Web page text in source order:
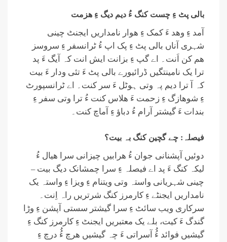
بالی پٹ ءِ چست کنگ ءُ دیم دیگ ءِ ھزمت
آمد ءِ وھد ءَ کمک ءِ ھوار نامداریں ایجنٹ چینی
شہری آناں بالی پٹ ءِ پک اپ ءُ ٹرانسفر ءِ سروسز
ھم کن اَنت۔ اے گپ ءِ بزانت ایش انت کہ آیگ ءَ پد
ترا یک نامینتگیں ڈرائیورے بالی پٹ ءَ تئی ودار ءَ بیت
کہ آ ترا دیم پہ وتی ہوٹل ءَ سر کنت۔ اے ٹرانسپورٹ
ءِ شوھازگ ءِ زحمت ءَ ھلاس کنت ءُ ترا وتی سفر ءِ
بندات ءَ گیشتر آرام ءُ دباؤ ءِ آماچ کنت۔
فیصلہ: چے گچین کنگ بہ بیت؟
دوئیں آپشنانی جوان ءُ ھرابیں چیزانی سرا ھیال ءُ
لیکہ کنگ ءَ پد اے فیصلہ ءِ سرا چمشانک دیگ بیت –
چینی شہریانی واستہ وتی ویتنام ءِ ویزا ءِ واستہ یک
نامداریں ایجنٹے ءِ کارمرز کنگ شرتریں راہ اِنت۔
سرکاری ویب سائٹ ءِ سرا گیشتر سستی آپشن ءِ وڑا
گندگ ءَ کیت، بلے یک معتبریں ایجنٹ ءِ کارمرز کنگ ءِ
گیشیں فوائد ءُُ آسراتی ءَ چہ گیشیں ھرچ ءُُ درچ ءِ